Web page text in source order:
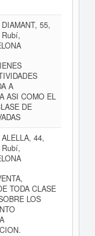
55,
A
ASI COMO EL
DE
44,
TODA CLASE
LOS